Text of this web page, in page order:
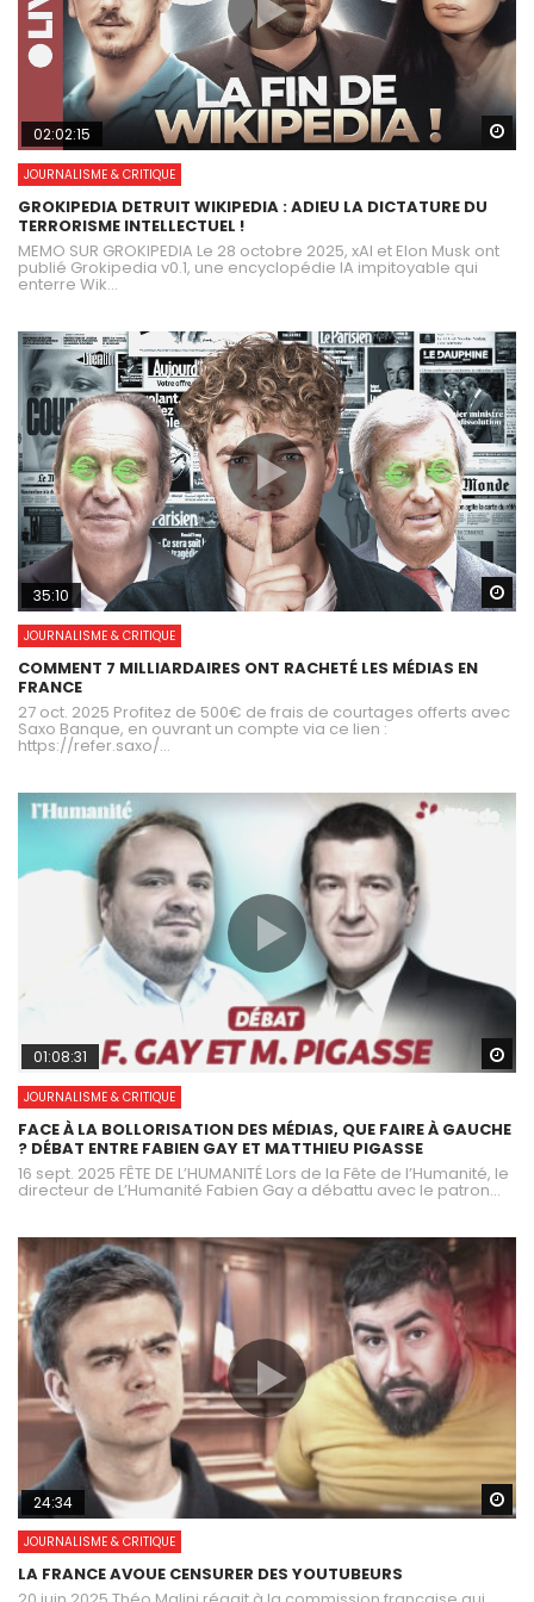
02:02:15
JOURNALISME & CRITIQUE
GROKIPEDIA DETRUIT WIKIPEDIA : ADIEU LA DICTATURE DU
TERRORISME INTELLECTUEL !
MEMO SUR GROKIPEDIA Le 28 octobre 2025, xAI et Elon Musk ont
publié Grokipedia v0.1, une encyclopédie IA impitoyable qui
enterre Wik...
35:10
JOURNALISME & CRITIQUE
COMMENT 7 MILLIARDAIRES ONT RACHETÉ LES MÉDIAS EN
FRANCE
27 oct. 2025 Profitez de 500€ de frais de courtages offerts avec
Saxo Banque, en ouvrant un compte via ce lien :
https://refer.saxo/...
01:08:31
JOURNALISME & CRITIQUE
FACE À LA BOLLORISATION DES MÉDIAS, QUE FAIRE À GAUCHE
? DÉBAT ENTRE FABIEN GAY ET MATTHIEU PIGASSE
16 sept. 2025 FÊTE DE L’HUMANITÉ Lors de la Fête de l’Humanité, le
directeur de L’Humanité Fabien Gay a débattu avec le patron...
24:34
JOURNALISME & CRITIQUE
LA FRANCE AVOUE CENSURER DES YOUTUBEURS